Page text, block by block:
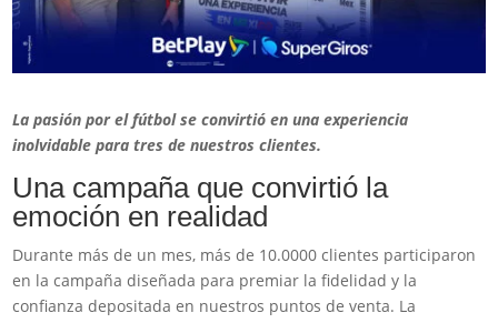
La pasión por el fútbol se convirtió en una experiencia
inolvidable para tres de nuestros clientes.
Una campaña que convirtió la
emoción en realidad
Durante más de un mes, más de 10.0000 clientes participaron
en la campaña diseñada para premiar la fidelidad y la
confianza depositada en nuestros puntos de venta. La